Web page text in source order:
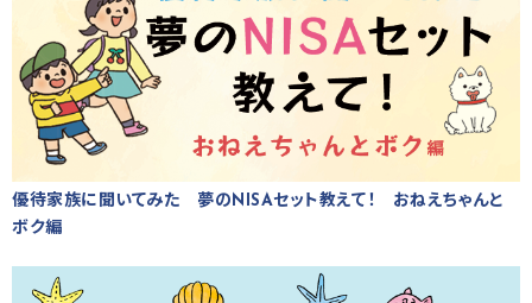
優待家族に聞いてみた 夢のNISAセット教えて！ おねえちゃんと
ボク編